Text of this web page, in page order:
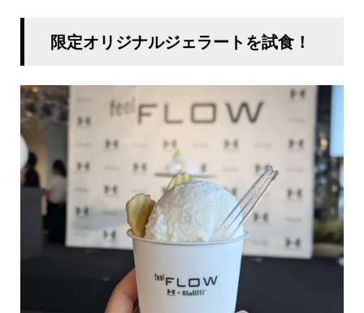
限定オリジナルジェラートを試食！